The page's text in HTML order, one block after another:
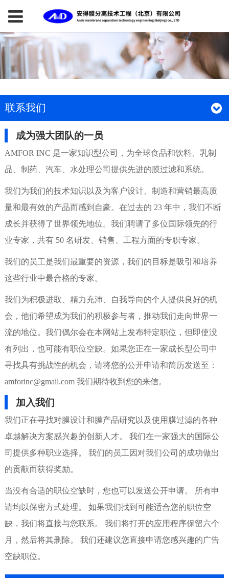
联系我们
成为强大团队的一员
AMFOR INC 是一家知识型公司，为全球食品和饮料、乳制
品、制药、汽车、水处理公司提供先进的膜过滤和系统。
我们为我们的技术知识以及为客户设计、制造和营销最高质
量和最有效的产品而感到自豪。在过去的 23 年中，我们不断
成长并获得了世界领先地位。我们聘请了多位国际领先的行
业专家，共有 50 名研发、销售、工程方面的专职专家。
我们的员工是我们最重要的资源，我们的目标是吸引和培养
这些行业中最合格的专家。
我们为积极进取、精力充沛、自我导向的个人提供良好的机
会，他们希望成为我们的积极参与者，推动我们走向世界一
流的地位。我们偶尔会在本网站上发布特定职位，但即使没
有列出，也可能有职位空缺。如果您正在一家成长型公司中
寻找具有挑战性的机会，请将您的公开申请和简历发送至：
amforinc@gmail.com 我们期待收到您的来信。
加入我们
我们正在寻找对膜设计和膜产品研究以及使用膜过滤的各种
卓越解决方案感兴趣的创新人才。 我们在一家强大的国际公
司提供多种职业选择。 我们的员工因对我们公司的成功做出
的贡献而获得奖励。
当没有合适的职位空缺时，您也可以发送公开申请。 所有申
请均以保密方式处理。 如果我们找到可能适合您的职位空
缺，我们将直接与您联系。 我们将打开的应用程序保留六个
月，然后将其删除。 我们还建议您直接申请您感兴趣的广告
空缺职位。